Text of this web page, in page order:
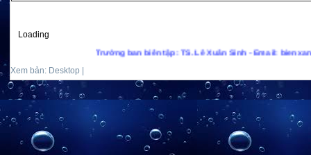
Loading
Trưởng ban biên tập: TS. Lê Xuân Sinh - Email:
Xem bản: Desktop |